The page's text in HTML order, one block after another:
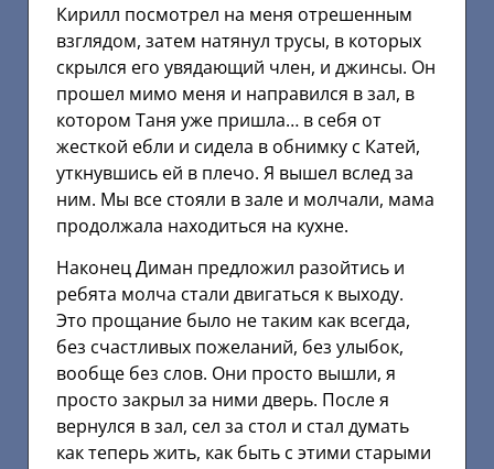
Кирилл посмотрел на меня отрешенным
взглядом, затем натянул трусы, в которых
скрылся его увядающий член, и джинсы. Он
прошел мимо меня и направился в зал, в
котором Таня уже пришла… в себя от
жесткой ебли и сидела в обнимку с Катей,
уткнувшись ей в плечо. Я вышел вслед за
ним. Мы все стояли в зале и молчали, мама
продолжала находиться на кухне.
Наконец Диман предложил разойтись и
ребята молча стали двигаться к выходу.
Это прощание было не таким как всегда,
без счастливых пожеланий, без улыбок,
вообще без слов. Они просто вышли, я
просто закрыл за ними дверь. После я
вернулся в зал, сел за стол и стал думать
как теперь жить, как быть с этими старыми